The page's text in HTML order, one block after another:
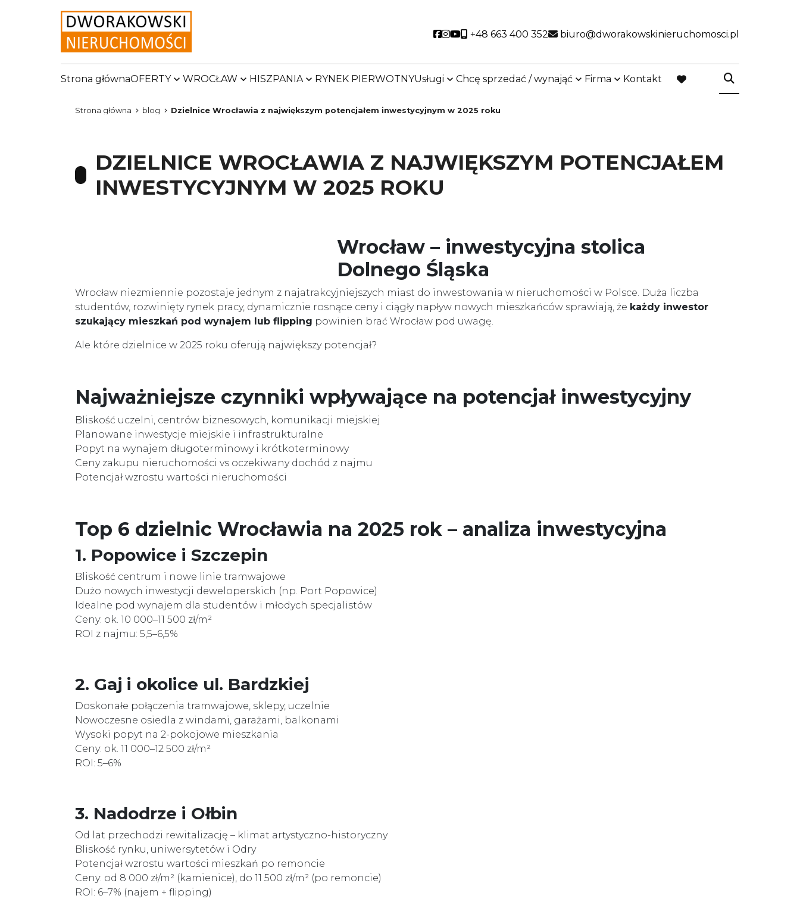
Social link
Social link
Social link
+48 663 400 352 biuro@dworakowskinieruchomosci.pl
Strona głównaOFERTY WROCŁAW HISZPANIA RYNEK PIERWOTNYUsługi Chcę sprzedać / wynająć Firma Kontakt
favorite
Strona główna blog Dzielnice Wrocławia z największym potencjałem inwestycyjnym w 2025 roku
DZIELNICE WROCŁAWIA Z NAJWIĘKSZYM POTENCJAŁEM
INWESTYCYJNYM W 2025 ROKU
Wrocław – inwestycyjna stolica
Dolnego Śląska
Wrocław niezmiennie pozostaje jednym z najatrakcyjniejszych miast do inwestowania w nieruchomości w Polsce. Duża liczba
studentów, rozwinięty rynek pracy, dynamicznie rosnące ceny i ciągły napływ nowych mieszkańców sprawiają, że każdy inwestor
szukający mieszkań pod wynajem lub flipping powinien brać Wrocław pod uwagę.
Ale które dzielnice w 2025 roku oferują największy potencjał?
Najważniejsze czynniki wpływające na potencjał inwestycyjny
Bliskość uczelni, centrów biznesowych, komunikacji miejskiej
Planowane inwestycje miejskie i infrastrukturalne
Popyt na wynajem długoterminowy i krótkoterminowy
Ceny zakupu nieruchomości vs oczekiwany dochód z najmu
Potencjał wzrostu wartości nieruchomości
Top 6 dzielnic Wrocławia na 2025 rok – analiza inwestycyjna
1. Popowice i Szczepin
Bliskość centrum i nowe linie tramwajowe
Dużo nowych inwestycji deweloperskich (np. Port Popowice)
Idealne pod wynajem dla studentów i młodych specjalistów
Ceny: ok. 10 000–11 500 zł/m²
ROI z najmu: 5,5–6,5%
2. Gaj i okolice ul. Bardzkiej
Doskonałe połączenia tramwajowe, sklepy, uczelnie
Nowoczesne osiedla z windami, garażami, balkonami
Wysoki popyt na 2-pokojowe mieszkania
Ceny: ok. 11 000–12 500 zł/m²
ROI: 5–6%
3. Nadodrze i Ołbin
Od lat przechodzi rewitalizację – klimat artystyczno-historyczny
Bliskość rynku, uniwersytetów i Odry
Potencjał wzrostu wartości mieszkań po remoncie
Ceny: od 8 000 zł/m² (kamienice), do 11 500 zł/m² (po remoncie)
ROI: 6–7% (najem + flipping)